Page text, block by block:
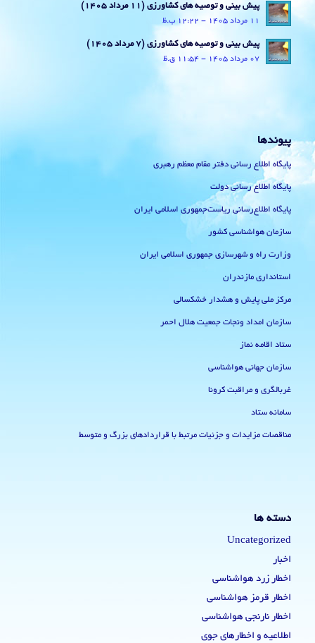
پیش بینی و توصیه های کشاورزی (11 مرداد ۱۴۰۵)
11 مرداد 1405 - 12:22 ب.ظ
پیش بینی و توصیه های کشاورزی (7 مرداد ۱۴۰۵)
07 مرداد 1405 - 11:54 ق.ظ
پیوندها
پایگاه اطلاع رسانی دفتر مقام معظم رهبری
پایگاه اطلاع رسانی دولت
پایگاه اطلاع‌رسانی ریاست‌جمهوری اسلامی ایران
سازمان هواشناسی کشور
وزارت راه و شهرسازی جمهوری اسلامی ایران
استانداری مازندران
مرکز ملی پایش و هشدار خشکسالی
سازمان امداد ونجات جمعیت هلال احمر
ستاد اقامه نماز
سازمان جهانی هواشناسی
غربالگری و مراقبت کرونا
سامانه ستاد
مناقصات مزایدات و جزئیات مرتبط با قراردادهای بزرگ و متوسط
دسته ها
Uncategorized
اخبار
اخطار زرد هواشناسی
اخطار قرمز هواشناسی
اخطار نارنجی هواشناسی
اطلاعیه و اخطارهای جوی